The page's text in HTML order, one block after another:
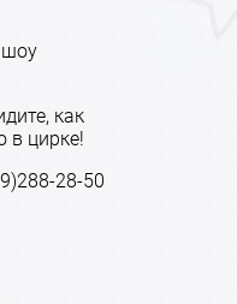
шоу
как
в цирке!
28-50